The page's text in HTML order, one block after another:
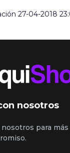
27-04-2018
nosotros
para